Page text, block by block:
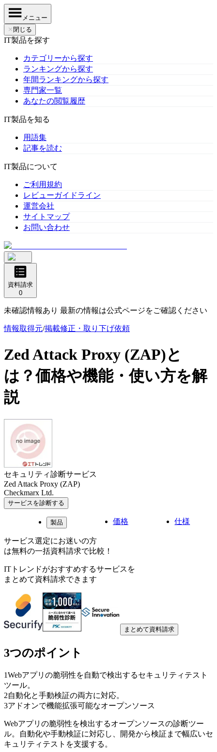
メニュー
✕ 閉じる
IT製品を探す
カテゴリーから探す
ランキングから探す
年間ランキングから探す
専門家一覧
あなたの閲覧履歴
IT製品を知る
用語集
記事を読む
IT製品について
ご利用規約
レビューガイドライン
運営会社
サイトマップ
お問い合わせ
資料請求
0
未確認情報あり 最新の情報は公式ページをご確認ください
情報取得元/掲載修正・取り下げ依頼
Zed Attack Proxy (ZAP)と
は？価格や機能・使い方を解
説
セキュリティ診断サービス
Zed Attack Proxy (ZAP)
Checkmarx Ltd.
サービスを診断する
製品 価格 仕様
サービス選定にお迷いの方
は無料の一括資料請求で比較！
ITトレンドがおすすめするサービスを
まとめて資料請求できます
まとめて資料請求
3つのポイント
1Webアプリの脆弱性を自動で検出するセキュリティテスト
ツール。
2自動化と手動検証の両方に対応。
3アドオンで機能拡張可能なオープンソース
Webアプリの脆弱性を検出するオープンソースの診断ツー
ル。自動化や手動検証に対応し、開発から検証まで幅広いセ
キュリティテストを支援する。